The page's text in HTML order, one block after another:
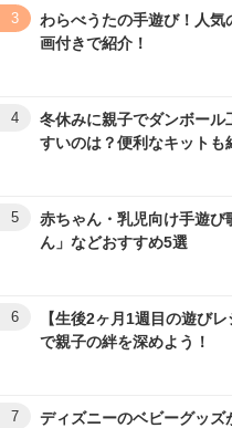
3
わらべうたの手遊び！人
画付きで紹介！
4
冬休みに親子でダンボール
すいのは？便利なキットも
5
赤ちゃん・乳児向け手遊び
ん」などおすすめ5選
6
【生後2ヶ月1週目の遊び
で親子の絆を深めよう！
7
ディズニーのベビーグッズ